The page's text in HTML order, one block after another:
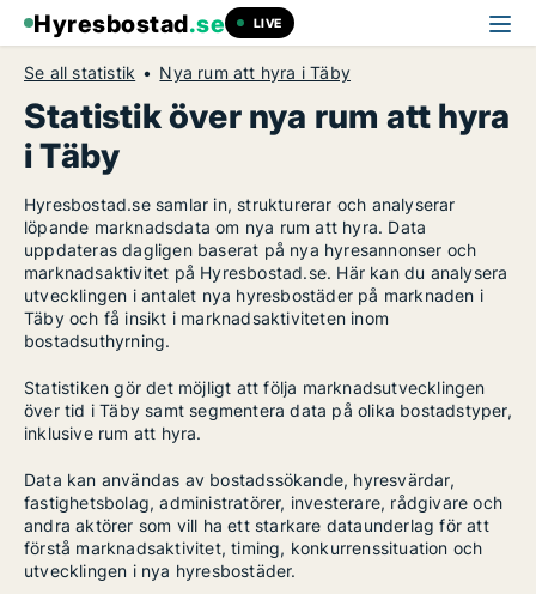
Hyresbostad.se LIVE
Se all statistik Nya rum att hyra i Täby
Statistik över nya rum att hyra
i Täby
Hyresbostad.se samlar in, strukturerar och analyserar
löpande marknadsdata om nya rum att hyra. Data
uppdateras dagligen baserat på nya hyresannonser och
marknadsaktivitet på Hyresbostad.se. Här kan du analysera
utvecklingen i antalet nya hyresbostäder på marknaden i
Täby och få insikt i marknadsaktiviteten inom
bostadsuthyrning.
Statistiken gör det möjligt att följa marknadsutvecklingen
över tid i Täby samt segmentera data på olika bostadstyper,
inklusive rum att hyra.
Data kan användas av bostadssökande, hyresvärdar,
fastighetsbolag, administratörer, investerare, rådgivare och
andra aktörer som vill ha ett starkare dataunderlag för att
förstå marknadsaktivitet, timing, konkurrenssituation och
utvecklingen i nya hyresbostäder.